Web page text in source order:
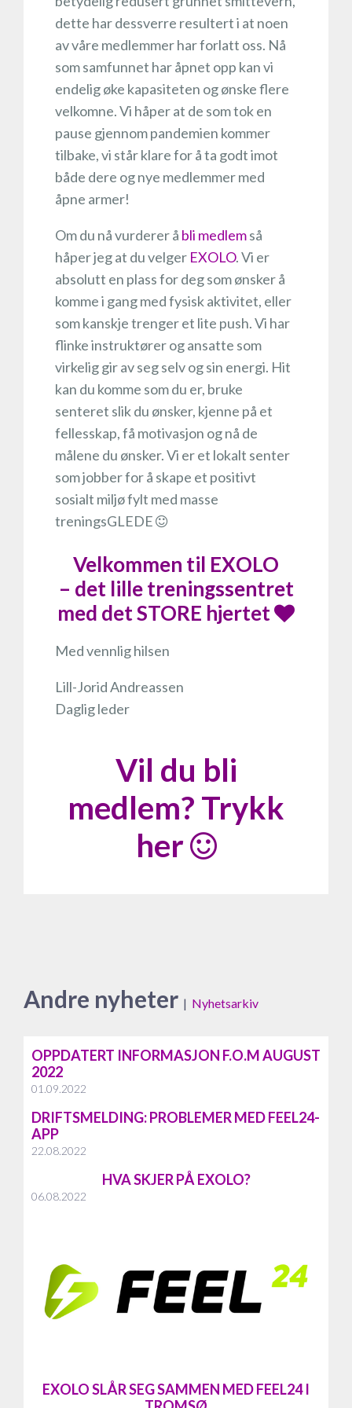
dette har dessverre resultert i at noen
av våre medlemmer har forlatt oss. Nå
som samfunnet har åpnet opp kan vi
endelig øke kapasiteten og ønske flere
velkomne. Vi håper at de som tok en
pause gjennom pandemien kommer
tilbake, vi står klare for å ta godt imot
både dere og nye medlemmer med
åpne armer!
Om du nå vurderer å bli medlemså
håper jeg at du velger EXOLO. Vi er
absolutt en plass for deg som ønsker å
komme i gang med fysisk aktivitet, eller
som kanskje trenger et lite push. Vi har
flinke instruktører og ansatte som
virkelig gir av seg selv og sin energi. Hit
kan du komme som du er, bruke
senteret slik du ønsker, kjenne på et
fellesskap, få motivasjon og nå de
målene du ønsker. Vi er et lokalt senter
som jobber for å skape et positivt
sosialt miljø fylt med masse
treningsGLEDE
Velkommen til EXOLO
– det lille treningssentret
med det STORE hjertet
Med vennlig hilsen
Lill-Jorid Andreassen
Daglig leder
Vil du bli
medlem? Trykk
her
Andre nyheter | Nyhetsarkiv
OPPDATERT INFORMASJON F.O.M AUGUST
2022
01.09.2022
DRIFTSMELDING: PROBLEMER MED FEEL24-
APP
22.08.2022
HVA SKJER PÅ EXOLO?
06.08.2022
EXOLO SLÅR SEG SAMMEN MED FEEL24 I